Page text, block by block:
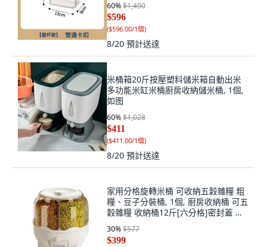
60%$1,490
$596
($596.00/1個)
8/20 預計送達
米桶箱20斤按壓塑料儲米箱自動出米
多功能米缸米桶廚房收納儲米桶, 1個,
如图
60%$1,028
$411
($411.00/1個)
8/20 預計送達
家用分格旋轉米桶 可收納五穀雜糧 粗
糧、豆子分裝桶, 1個, 廚房收納桶 可五
穀雜糧 收納桶12斤[六分格]密封蓋 抽
屜盒, 白色 密封蓋+抽屜盒 廚房收納桶
可五穀雜糧收納桶
30%$577
$399